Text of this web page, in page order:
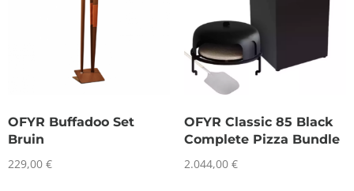
OFYR Buffadoo Set
Bruin
229,00 €
OFYR Classic 85 Black
Complete Pizza Bundle
2.044,00 €